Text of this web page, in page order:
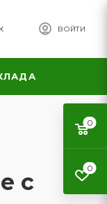
ВОЙТИ
с
0
0